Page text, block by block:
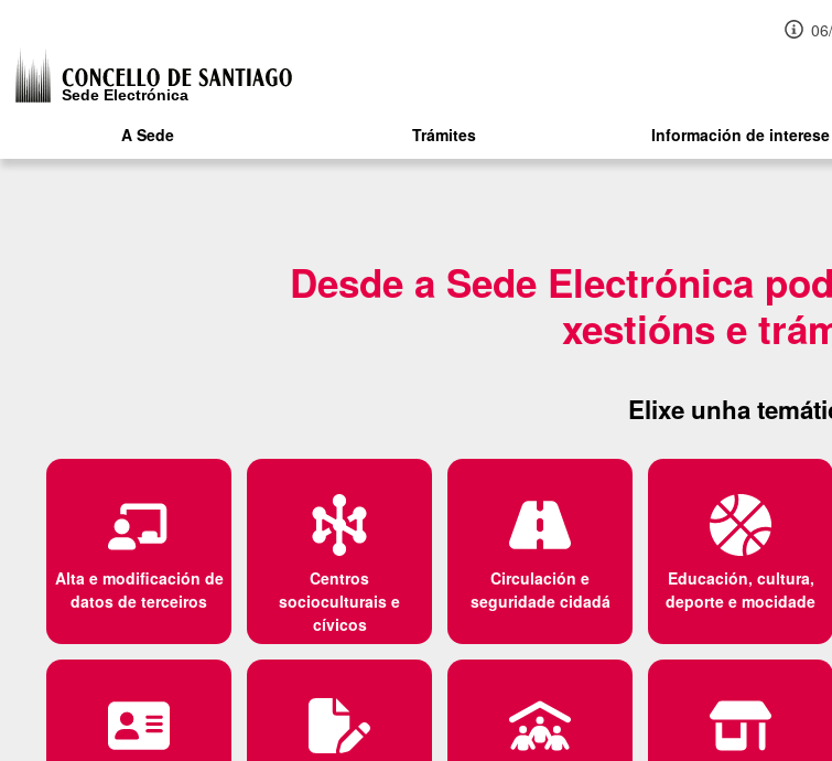
A Sede Trámites Información de interese
Desde a Sede Electrónica
xestións e
Elixe unha
Alta e modificación de
datos de terceiros
Centros
socioculturais e
cívicos
Circulación e
seguridade cidadá
Educación, cultura,
deporte e mocidade